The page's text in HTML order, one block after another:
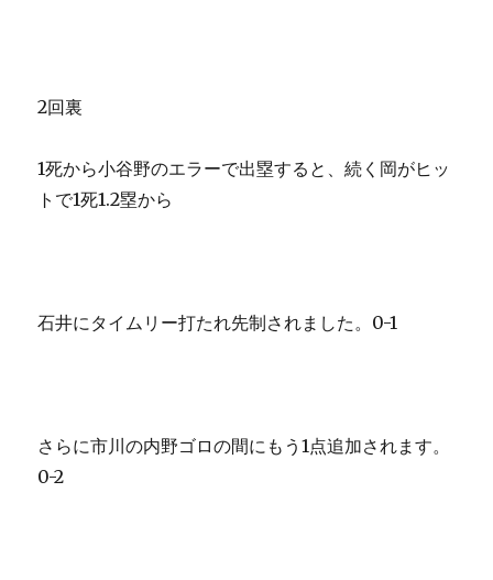
2回裏
1死から小谷野のエラーで出塁すると、続く岡がヒッ
トで1死1.2塁から
石井にタイムリー打たれ先制されました。0-1
さらに市川の内野ゴロの間にもう1点追加されます。
0-2